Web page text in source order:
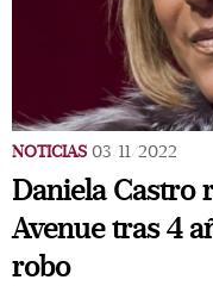
NOTICIAS 03/11/2022
Daniela Castro
Avenue tras 4
robo